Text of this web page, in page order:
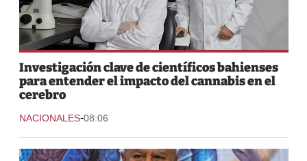
Investigación clave de científicos bahienses
para entender el impacto del cannabis en el
cerebro
NACIONALES-08:06